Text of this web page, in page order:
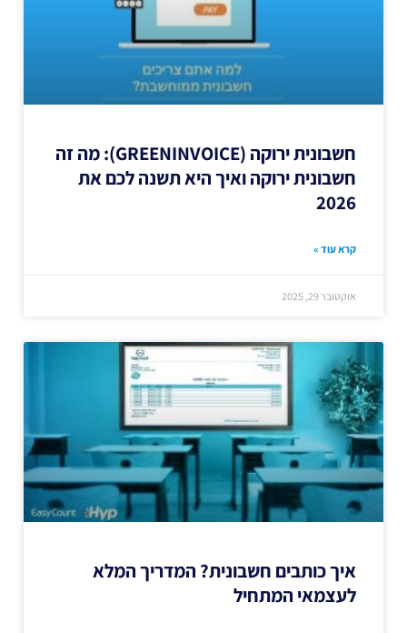
חשבונית ירוקה (GREENINVOICE): מה זה
חשבונית ירוקה ואיך היא תשנה לכם את
2026
קרא עוד »
אוקטובר 29, 2025
איך כותבים חשבונית? המדריך המלא
לעצמאי המתחיל